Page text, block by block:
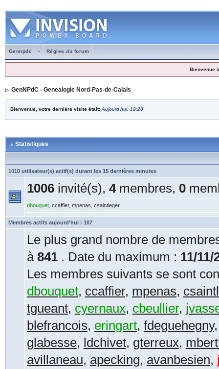
Gennpdc - Règles du forum
Bienvenue
GenNPdC - Genealogie Nord-Pas-de-Calais
Bienvenue, votre dernière visite était: Aujourd'hui, 19:28
Statistiques
1010 utilisateur(s) actif(s) durant les 15 dernières minutes
1006invité(s), 4membres, 0
dbouquet, ccaffier, mpenas csaintleger
Membres actifs aujourd’hui : 107
Le plus grand nombre de
à 841. Date du maximum : 11/11/
Les membres suivants se sont
dbouquet, ccaffier, mpenas,
tgueant, cyernaux, cbeullier,
blefrancois, eringart, fdeguehegny
glabesse, ldchivet, gterreux,
avillaneau, apecking, avanbesien,